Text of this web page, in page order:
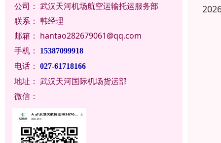
公司： 武汉天河机场航空运输托运服务部
联系： 韩经理
邮箱： hantao282679061@qq.com
手机：
15387099918
电话： 027-61718166
地址： 武汉天河国际机场货运部
微信：